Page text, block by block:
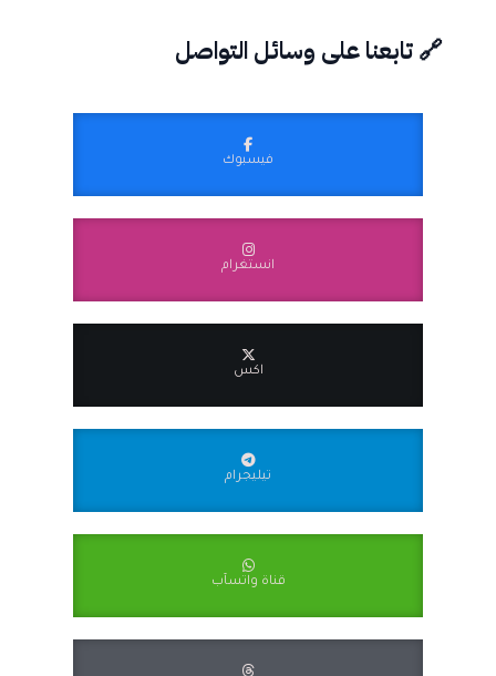
🔗 تابعنا على وسائل التواصل
فيسبوك
انستغرام
اكس
تيليجرام
قناة واتسآب